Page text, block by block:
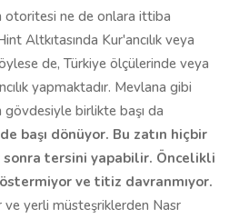
otoritesi ne de onlara ittiba
Altkıtasında Kur'ancılık veya
de, Türkiye ölçülerinde veya
yapmaktadır. Mevlana gibi
birlikte başı da
başı dönüyor. Bu zatın hiçbir
sonra tersini yapabilir. Öncelikli
ve titiz davranmıyor.
yerli müsteşriklerden Nasr